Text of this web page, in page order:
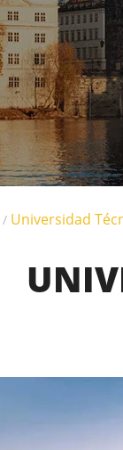
/ Universidad